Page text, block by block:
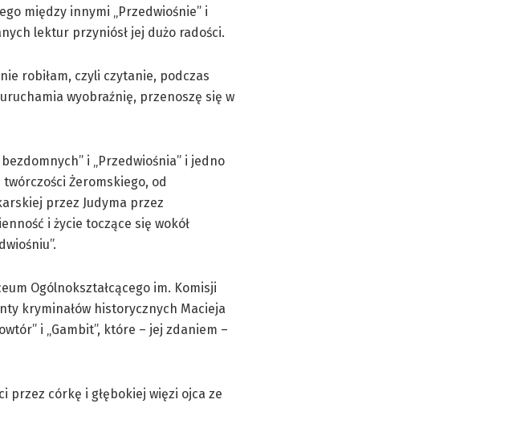
między innymi „Przedwiośnie” i
lektur przyniósł jej dużo radości.
robiłam, czyli czytanie, podczas
wyobraźnię, przenoszę się w
i „Przedwiośnia” i jedno
Żeromskiego, od
przez Judyma przez
i życie toczące się wokół
Ogólnokształcącego im. Komisji
kryminałów historycznych Macieja
i „Gambit”, które – jej zdaniem –
przez córkę i głębokiej więzi ojca ze